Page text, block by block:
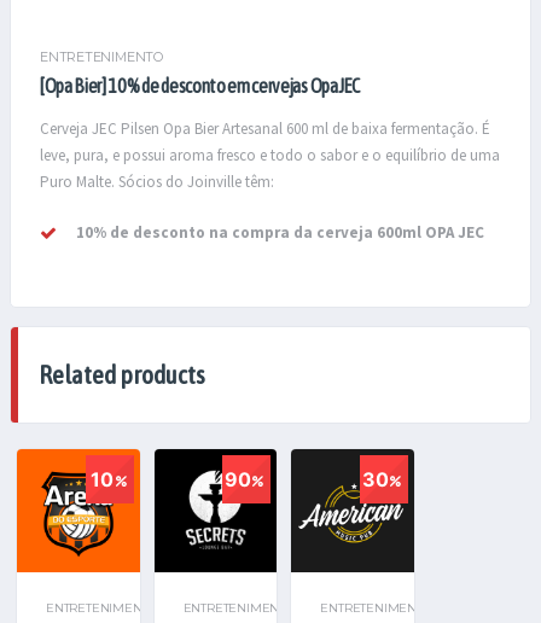
ENTRETENIMENTO
[Opa Bier] 10% de desconto em cervejas OpaJEC
Cerveja JEC Pilsen Opa Bier Artesanal 600 ml de baixa fermentação. É
leve, pura, e possui aroma fresco e todo o sabor e o equilíbrio de uma
Puro Malte. Sócios do Joinville têm:
10% de desconto na compra da cerveja 600ml OPA JEC
Related products
10
ENTRETENIMENTO
90
ENTRETENIMENTO
30
ENTRETENIMENTO